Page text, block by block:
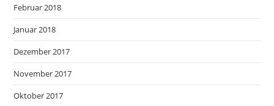
Februar 2018
Januar 2018
Dezember 2017
November 2017
Oktober 2017